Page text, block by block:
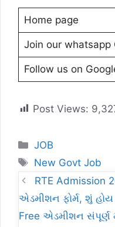
Home page
Join our whatsapp
Follow us on
Post Views:
Categories
JOB
Tags
New Govt Job
RTE Admission
એડમીશન ફોર્મ, શું
Free એડમીશન સંપૂર્ણ